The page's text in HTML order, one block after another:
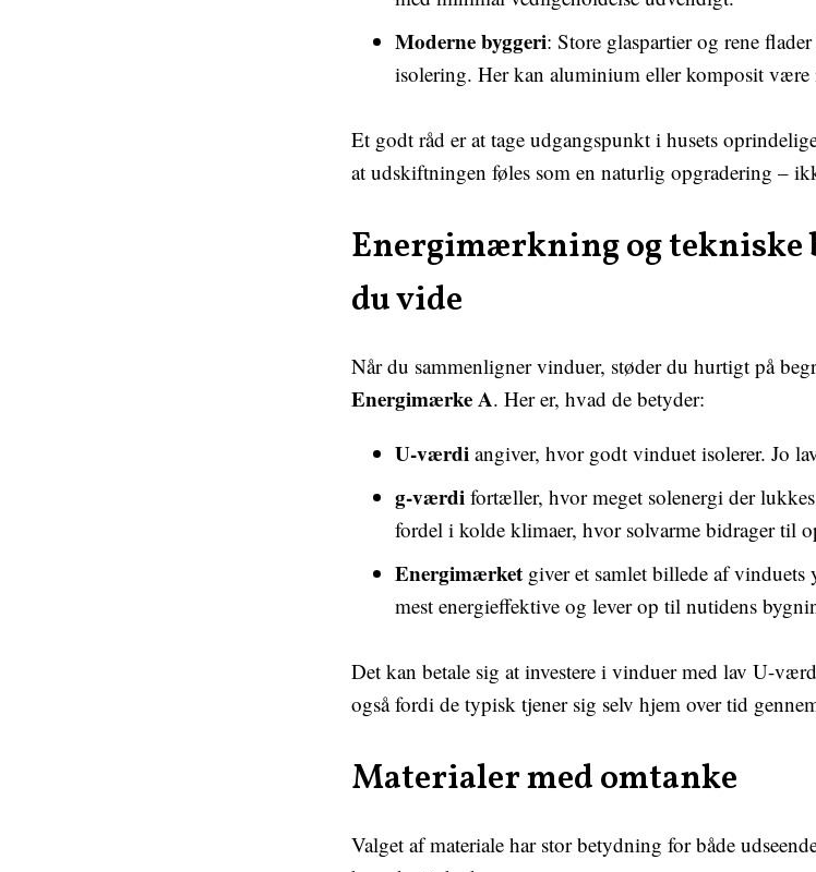
Moderne byggeri: Store glaspartier og rene
isolering. Her kan aluminium eller komposit være
Et godt råd er at tage udgangspunkt i husets
at udskiftningen føles som en naturlig opgradering –
Energimærkning og tekniske
du vide
Når du sammenligner vinduer, støder du hurtigt på
Energimærke A. Her er, hvad de betyder:
U-værdi angiver, hvor godt vinduet isolerer. Jo
g-værdi fortæller, hvor meget solenergi der
fordel i kolde klimaer, hvor solvarme bidrager til
Energimærket giver et samlet billede af
mest energieffektive og lever op til nutidens
Det kan betale sig at investere i vinduer med lav U-
også fordi de typisk tjener sig selv hjem over tid
Materialer med omtanke
Valget af materiale har stor betydning for både